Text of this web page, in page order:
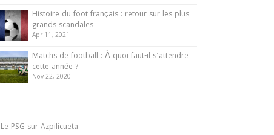
Histoire du foot français : retour sur les plus
grands scandales
Apr 11, 2021
Matchs de football : À quoi faut-il s’attendre
cette année ?
Nov 22, 2020
Le PSG sur Azpilicueta